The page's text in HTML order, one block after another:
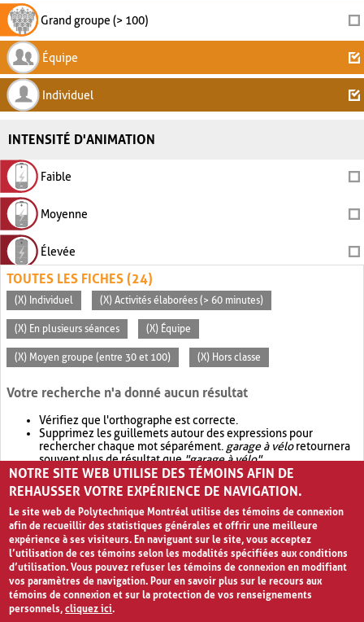
Grand groupe (> 100)
Équipe
Individuel
INTENSITÉ D'ANIMATION
Faible
Moyenne
Élevée
TOUTES LES FICHES (24)
(X) Individuel (X) Activités élaborées (> 60 minutes)
(X) En plusieurs séances (X) Équipe
(X) Moyen groupe (entre 30 et 100) (X) Hors classe
Votre recherche n'a donné aucun résultat
Vérifiez que l'orthographe est correcte.
Supprimez les guillemets autour des expressions pour
rechercher chaque mot séparément. garage à véloretournera
souvent plus de résultat que"garage à vélo".
Envisagez d'élargir votre recherche avec OR.garage OR vélo
retournera souvent plus de résultat quegarage à vélo
NOTRE SITE WEB UTILISE DES TÉMOINS AFIN DE
REHAUSSER VOTRE EXPÉRIENCE DE NAVIGATION.
Le site web de Polytechnique Montréal utilise des témoins de connexion
afin de recueillir des statistiques générales et offrir une meilleure
expérience à ses visiteurs. En naviguant sur le site, vous acceptez
l’utilisation de ces témoins selon les modalités spécifiées aux conditions
d’utilisation. Vous pouvez refuser les témoins de connexion en modifiant
vos paramètres de navigation. Pour en savoir plus sur le recours aux
témoins de connexion et sur la protection de vos renseignements
personnels,cliquez ici.